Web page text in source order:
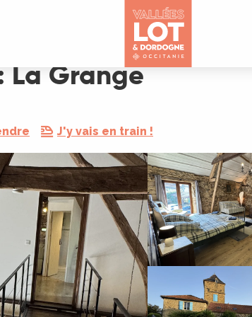
La Grange
J'y vais en train !